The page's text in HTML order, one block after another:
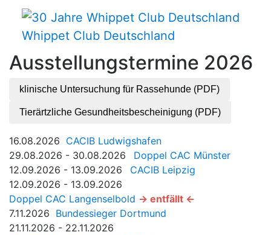
Whippet Club Deutschland
Ausstellungstermine 2026
klinische Untersuchung für Rassehunde (PDF)
Tierärtzliche Gesundheitsbescheinigung (PDF)
16.08.2026 CACIB Ludwigshafen
29.08.2026 - 30.08.2026
Doppel CAC Münster
12.09.2026 - 13.09.2026
CACIB Leipzig
12.09.2026 - 13.09.2026
Doppel CAC Langenselbold -> entfällt <-
7.11.2026 Bundessieger Dortmund
21.11.2026 - 22.11.2026